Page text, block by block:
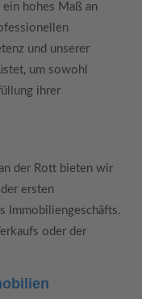
ein hohes Maß an
und unserer
um sowohl
ihrer
der Rott bieten wir
ersten
Immobiliengeschäfts.
oder der